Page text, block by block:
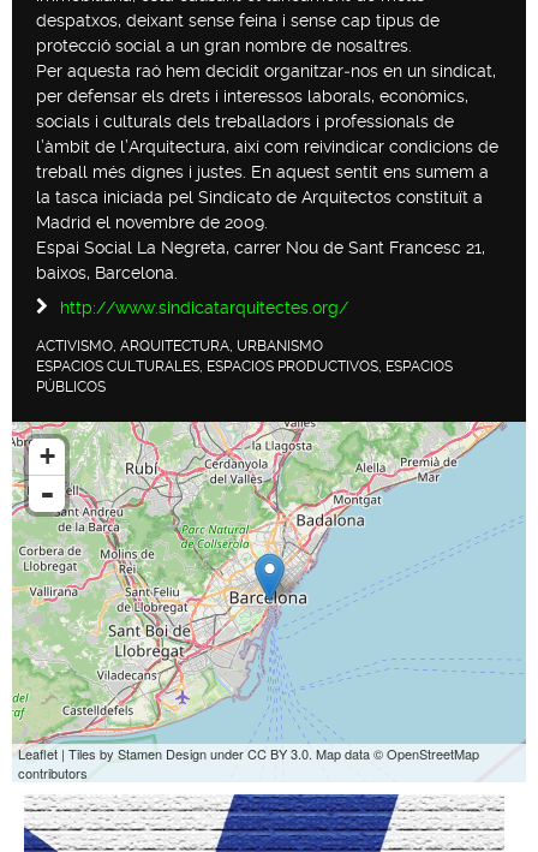
despatxos, deixant sense feina i sense cap tipus de
protecció social a un gran nombre de nosaltres.
Per aquesta raó hem decidit organitzar‐nos en un sindicat,
per defensar els drets i interessos laborals, econòmics,
socials i culturals dels treballadors i professionals de
l’àmbit de l’Arquitectura, així com reivindicar condicions de
treball més dignes i justes. En aquest sentit ens sumem a
la tasca iniciada pel Sindicato de Arquitectos constituït a
Madrid el novembre de 2009.
Espai Social La Negreta, carrer Nou de Sant Francesc 21,
baixos, Barcelona.
http://www.sindicatarquitectes.org/
ACTIVISMO, ARQUITECTURA, URBANISMO
ESPACIOS CULTURALES, ESPACIOS PRODUCTIVOS, ESPACIOS
PÚBLICOS
+
-
Leaflet | Tiles by Stamen DesignunderCC BY 3.0. Map data ©OpenStreetMap
contributors